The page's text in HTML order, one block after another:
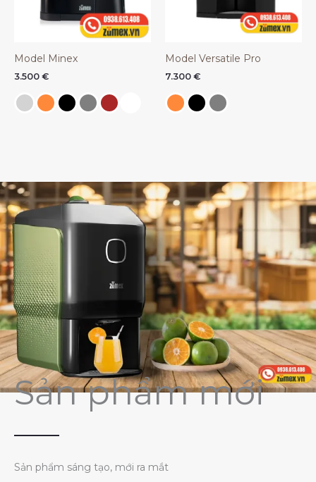
Model Minex
3.500 €
Model Versatile Pro
7.300 €
Sản phẩm mới
Sản phẩm sáng tạo, mới ra mắt